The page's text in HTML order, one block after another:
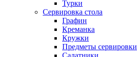
Турки
Сервировка стола
Графин
Креманка
Кружки
Предметы сервировки
Салатники